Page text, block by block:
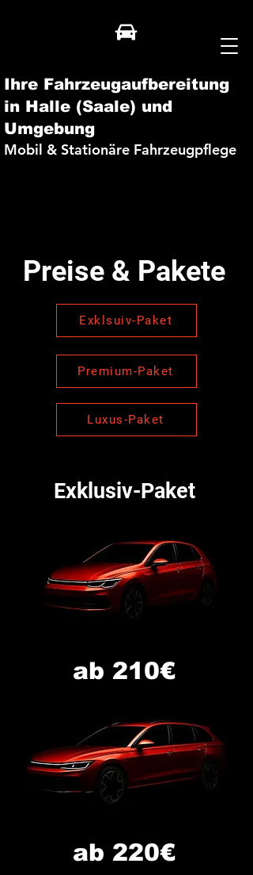
Ihre Fahrzeugaufbereitung
in Halle (Saale) und
Umgebung
Mobil & Stationäre Fahrzeugpflege
Preise & Pakete
Exklsuiv-Paket
Premium-Paket
Luxus-Paket
Exklusiv-Paket
ab 210€
ab 220€